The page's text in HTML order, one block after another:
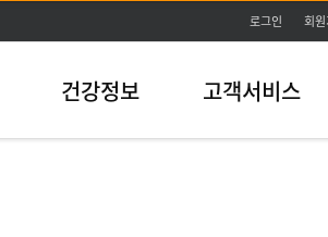
본문바로가기
로그인 회
건강정보 고객서비스